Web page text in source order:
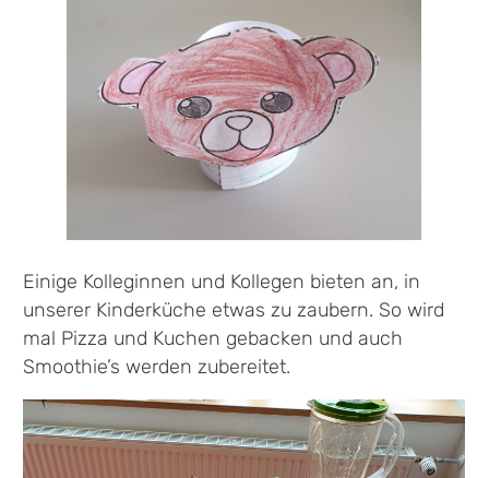
Einige Kolleginnen und Kollegen bieten an, in
unserer Kinderküche etwas zu zaubern. So wird
mal Pizza und Kuchen gebacken und auch
Smoothie’s werden zubereitet.